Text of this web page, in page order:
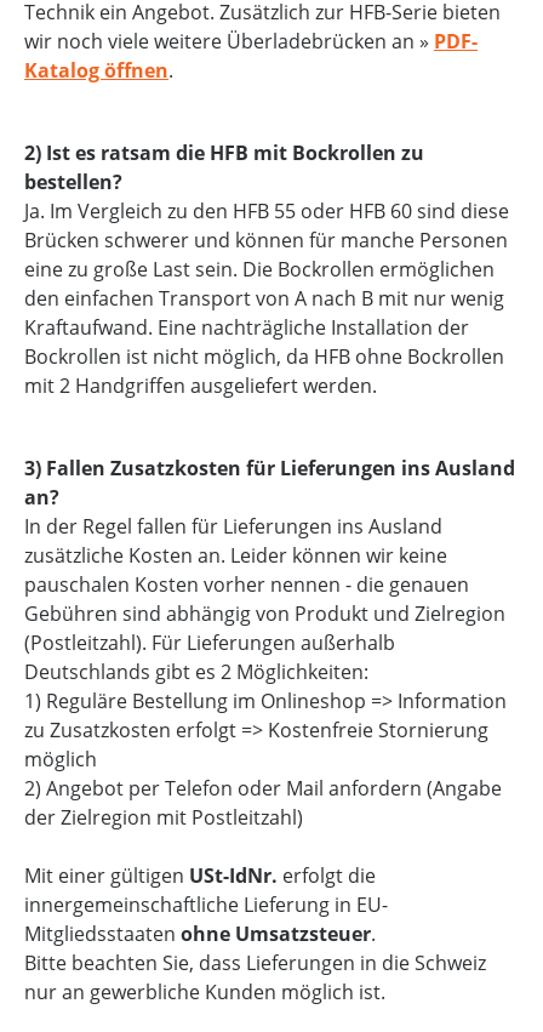
Technik ein Angebot. Zusätzlich zur HFB-Serie bieten
wir noch viele weitere Überladebrücken an » PDF-
Katalog öffnen.
2) Ist es ratsam die HFB mit Bockrollen zu
bestellen?
Ja. Im Vergleich zu den HFB 55 oder HFB 60 sind diese
Brücken schwerer und können für manche Personen
eine zu große Last sein. Die Bockrollen ermöglichen
den einfachen Transport von A nach B mit nur wenig
Kraftaufwand. Eine nachträgliche Installation der
Bockrollen ist nicht möglich, da HFB ohne Bockrollen
mit 2 Handgriffen ausgeliefert werden.
3) Fallen Zusatzkosten für Lieferungen ins Ausland
an?
In der Regel fallen für Lieferungen ins Ausland
zusätzliche Kosten an. Leider können wir keine
pauschalen Kosten vorher nennen - die genauen
Gebühren sind abhängig von Produkt und Zielregion
(Postleitzahl). Für Lieferungen außerhalb
Deutschlands gibt es 2 Möglichkeiten:
1) Reguläre Bestellung im Onlineshop => Information
zu Zusatzkosten erfolgt => Kostenfreie Stornierung
möglich
2) Angebot per Telefon oder Mail anfordern (Angabe
der Zielregion mit Postleitzahl)
Mit einer gültigen USt-IdNr. erfolgt die
innergemeinschaftliche Lieferung in EU-
Mitgliedsstaaten ohne Umsatzsteuer.
Bitte beachten Sie, dass Lieferungen in die Schweiz
nur an gewerbliche Kunden möglich ist.